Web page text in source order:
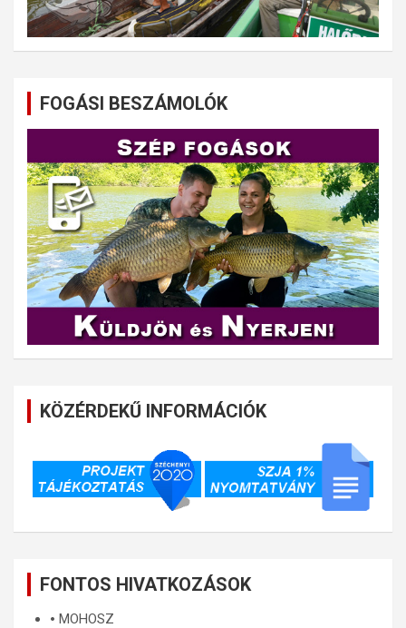
FOGÁSI BESZÁMOLÓK
KÖZÉRDEKŰ INFORMÁCIÓK
FONTOS HIVATKOZÁSOK
🞄 MOHOSZ